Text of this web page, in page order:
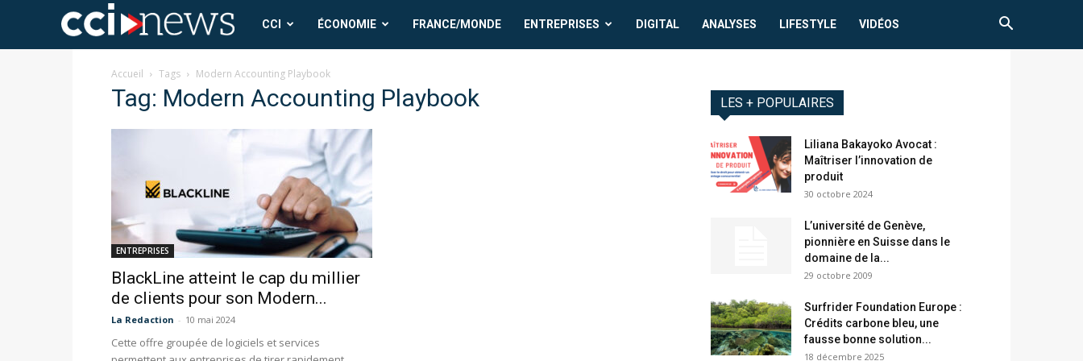
CCI
News
CCI ÉCONOMIE FRANCE/MONDE ENTREPRISES DIGITAL ANALYSES LIFESTYLE VIDÉOS
Accueil Tags Modern Accounting Playbook
Tag: Modern Accounting Playbook
ENTREPRISES
BlackLine atteint le cap du millier
de clients pour son Modern...
La Redaction - 10 mai 2024
Cette offre groupée de logiciels et services
LES + POPULAIRES
Liliana Bakayoko Avocat :
Maîtriser l’innovation de
produit
30 octobre 2024
L’université de Genève,
pionnière en Suisse dans le
domaine de la...
29 octobre 2009
Surfrider Foundation Europe :
Crédits carbone bleu, une
fausse bonne solution...
18 décembre 2025